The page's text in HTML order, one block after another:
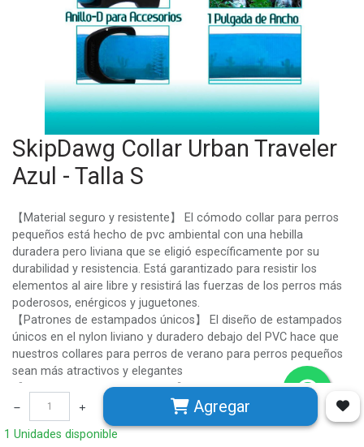
SkipDawg Collar Urban Traveler
Azul - Talla S
【Material seguro y resistente】 El cómodo collar para perros
pequeños está hecho de pvc ambiental con una hebilla
duradera pero liviana que se eligió específicamente por su
durabilidad y resistencia. Está garantizado para resistir los
elementos al aire libre y resistirá las fuerzas de los perros más
poderosos, enérgicos y juguetones.
【Patrones de estampados únicos】 El diseño de estampados
únicos en el nylon liviano y duradero debajo del PVC hace que
nuestros collares para perros de verano para perros pequeños
sean más atractivos y elegantes
【Impermeable, fácil de limpiar】 Nuestro collar para mascotas
resistente al agua es 100% impermeable y resistente al
desgaste. Le permite a su perro nadar, rodar y jugar en el barro,
y por supuesto aventurarse al aire libre; La superficie de pvc
Agregar
1 Unidades disponible